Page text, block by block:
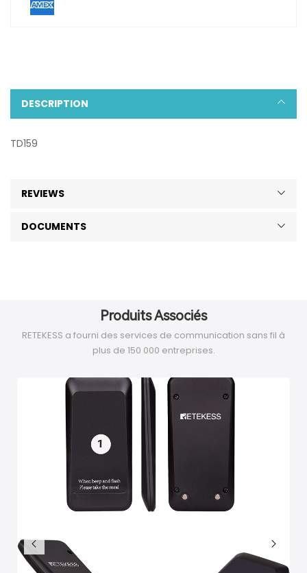
DESCRIPTION
TD159
REVIEWS
DOCUMENTS
Produits Associés
RETEKESS a fourni des services de communication sans fil à
plus de 150 000 entreprises.